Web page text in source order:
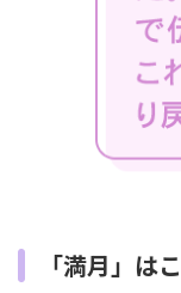
「満月」は